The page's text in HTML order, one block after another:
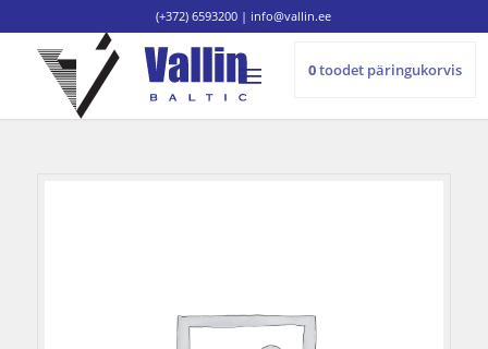
(+372) 6593200 | info@vallin.ee
0toodet päringukorvis